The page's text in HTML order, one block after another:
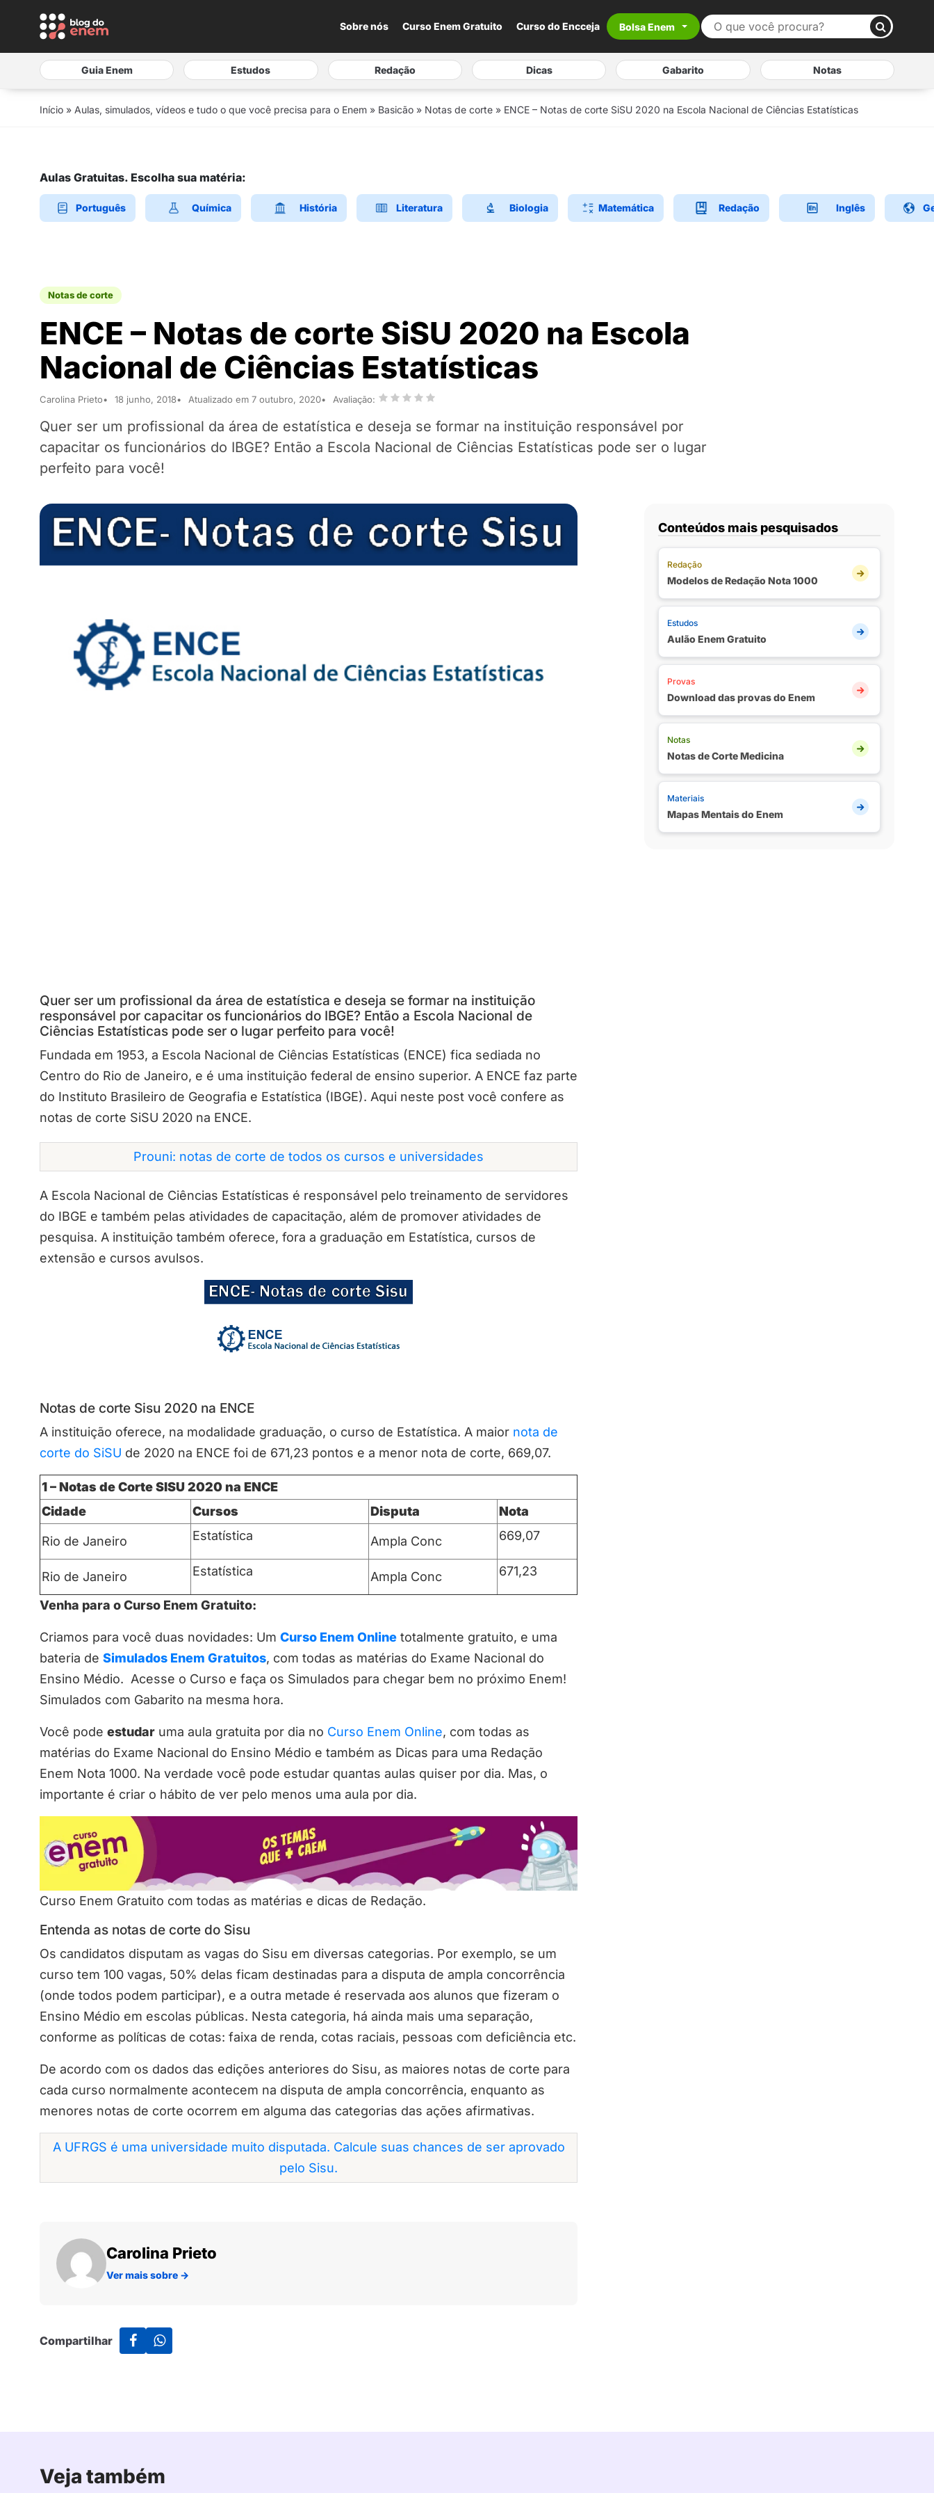
Sobre nós Curso Enem Gratuito Curso do Encceja Bolsa Enem
Guia Enem Estudos Redação Dicas Gabarito Notas
Início » Aulas, simulados, vídeos e tudo o que você precisa para o Enem » Basicão » Notas de corte » ENCE – Notas de corte SiSU 2020 na Escola Nacional de Ciências Estatísticas
Aulas Gratuitas. Escolha sua matéria:
Português Química História Literatura Biologia Matemática Redação Inglês
Notas de corte
ENCE – Notas de corte SiSU 2020 na Escola
Nacional de Ciências Estatísticas
Carolina Prieto 18 junho, 2018 Atualizado em 7 outubro, 2020 Avaliação:
Quer ser um profissional da área de estatística e deseja se formar na instituição responsável por
capacitar os funcionários do IBGE? Então a Escola Nacional de Ciências Estatísticas pode ser o lugar
perfeito para você!
Quer ser um profissional da área de estatística e deseja se formar na instituição
responsável por capacitar os funcionários do IBGE? Então a Escola Nacional de
Ciências Estatísticas pode ser o lugar perfeito para você!
Fundada em 1953, a Escola Nacional de Ciências Estatísticas (ENCE) fica sediada no
Centro do Rio de Janeiro, e é uma instituição federal de ensino superior. A ENCE faz parte
do Instituto Brasileiro de Geografia e Estatística (IBGE). Aqui neste post você confere as
notas de corte SiSU 2020 na ENCE.
Prouni: notas de corte de todos os cursos e universidades
A Escola Nacional de Ciências Estatísticas é responsável pelo treinamento de servidores
do IBGE e também pelas atividades de capacitação, além de promover atividades de
pesquisa. A instituição também oferece, fora a graduação em Estatística, cursos de
extensão e cursos avulsos.
Notas de corte Sisu 2020 na ENCE
A instituição oferece, na modalidade graduação, o curso de Estatística. A maior nota de
corte do SiSU de 2020 na ENCE foi de 671,23 pontos e a menor nota de corte, 669,07.
1 – Notas de Corte SISU 2020 na ENCE
Cidade
Cursos Disputa Nota
Rio de Janeiro Estatística Ampla Conc 669,07
Rio de Janeiro Estatística Ampla Conc 671,23
Venha para o Curso Enem Gratuito:
Criamos para você duas novidades: Um Curso Enem Online totalmente gratuito, e uma
bateria de Simulados Enem Gratuitos, com todas as matérias do Exame Nacional do
Ensino Médio. Acesse o Curso e faça os Simulados para chegar bem no próximo Enem!
Simulados com Gabarito na mesma hora.
Você pode estudar uma aula gratuita por dia no Curso Enem Online, com todas as
matérias do Exame Nacional do Ensino Médio e também as Dicas para uma Redação
Enem Nota 1000. Na verdade você pode estudar quantas aulas quiser por dia. Mas, o
importante é criar o hábito de ver pelo menos uma aula por dia.
Curso Enem Gratuito com todas as matérias e dicas de Redação.
Entenda as notas de corte do Sisu
Os candidatos disputam as vagas do Sisu em diversas categorias. Por exemplo, se um
curso tem 100 vagas, 50% delas ficam destinadas para a disputa de ampla concorrência
(onde todos podem participar), e a outra metade é reservada aos alunos que fizeram o
Ensino Médio em escolas públicas. Nesta categoria, há ainda mais uma separação,
conforme as políticas de cotas: faixa de renda, cotas raciais, pessoas com deficiência etc.
De acordo com os dados das edições anteriores do Sisu, as maiores notas de corte para
cada curso normalmente acontecem na disputa de ampla concorrência, enquanto as
menores notas de corte ocorrem em alguma das categorias das ações afirmativas.
A UFRGS é uma universidade muito disputada. Calcule suas chances de ser aprovado
pelo Sisu.
Carolina Prieto
Ver mais sobre →
Compartilhar
Conteúdos mais pesquisados
Redação
Modelos de Redação Nota 1000
Estudos
Aulão Enem Gratuito
Provas
Download das provas do Enem
Notas
Notas de Corte Medicina
Materiais
Mapas Mentais do Enem
Veja também